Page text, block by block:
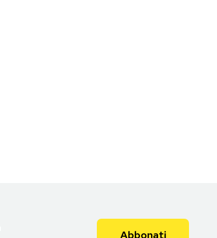
Abbonati